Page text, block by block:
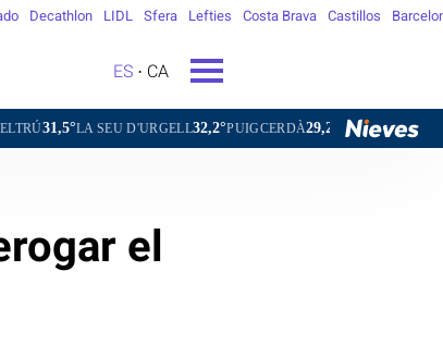
Decathlon LIDL Sfera Lefties Costa Brava Castillos
ES CA
LA SEU D'URGELL32,2°PUIGCERDÀ29,2°FIGUERES 34,3°GANDESA
el